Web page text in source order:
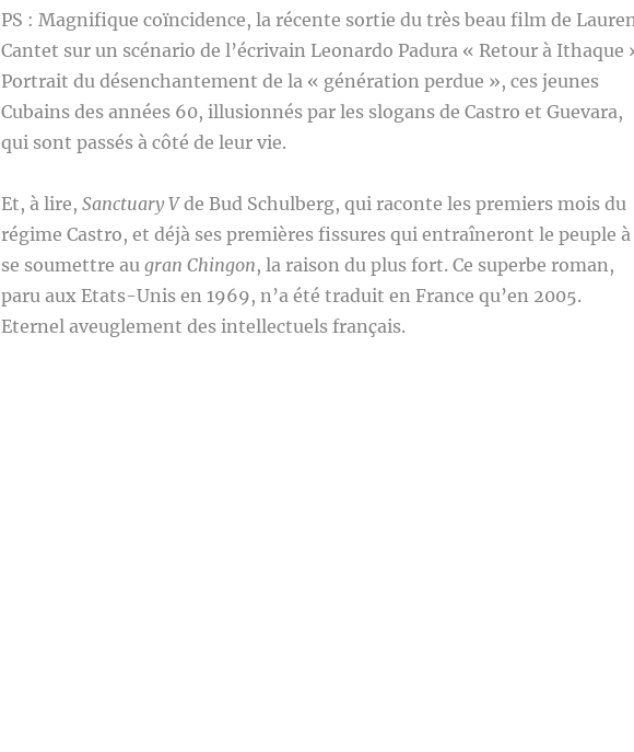
PS : Magnifique coïncidence, la récente sortie du très beau film de
Cantet sur un scénario de l’écrivain Leonardo Padura « Retour à Ithaque
Portrait du désenchantement de la « génération perdue », ces jeunes
Cubains des années 60, illusionnés par les slogans de Castro et Guevara,
qui sont passés à côté de leur vie.
Et, à lire, Sanctuary Vde Bud Schulberg, qui raconte les premiers mois du
régime Castro, et déjà ses premières fissures qui entraîneront le peuple à
se soumettre au gran Chingon, la raison du plus fort. Ce superbe roman,
paru aux Etats-Unis en 1969, n’a été traduit en France qu’en 2005.
Eternel aveuglement des intellectuels français.